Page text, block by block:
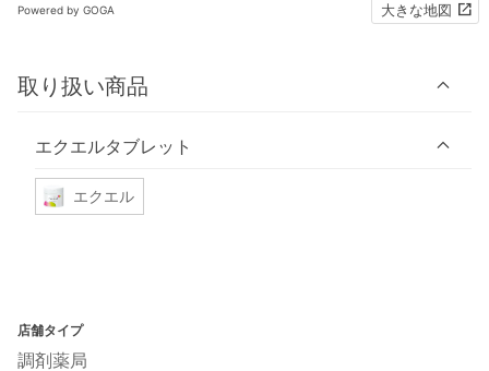
Powered by GOGA 大きな地図
取り扱い商品
エクエルタブレット
エクエル
店舗タイプ
調剤薬局